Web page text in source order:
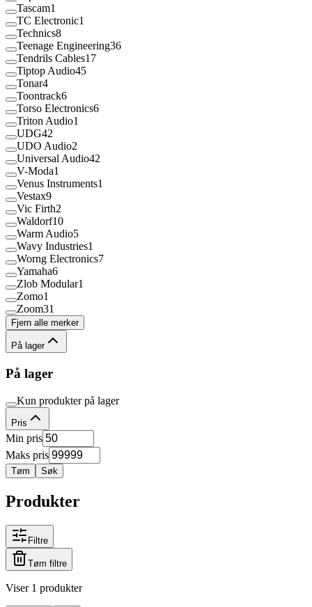
Tascam1
TC Electronic1
Technics8
Teenage Engineering36
Tendrils Cables17
Tiptop Audio45
Tonar4
Toontrack6
Torso Electronics6
Triton Audio1
UDG42
UDO Audio2
Universal Audio42
V-Moda1
Venus Instruments1
Vestax9
Vic Firth2
Waldorf10
Warm Audio5
Wavy Industries1
Worng Electronics7
Yamaha6
Zlob Modular1
Zomo1
Zoom31
Fjern alle merker
På lager
På lager
Kun produkter på lager
Pris
Min pris
Maks pris
Tøm Søk
Produkter
Filtre
Tøm filtre
Viser 1 produkter